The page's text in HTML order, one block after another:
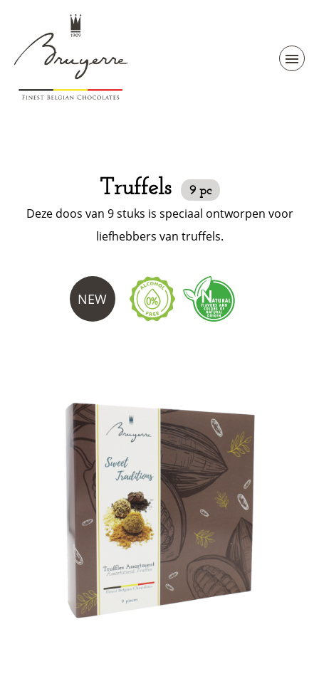
Truffels
9 pc
Deze doos van 9 stuks is speciaal ontworpen voor
liefhebbers van truffels.
NEW